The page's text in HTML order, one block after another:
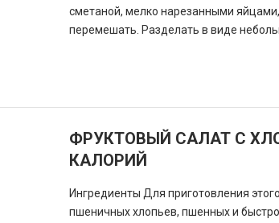
сметаной, мелко нарезанными
перемешать. Разделать в виде
ФРУКТОВЫЙ САЛАТ С
КАЛОРИЙ
Ингредиенты Для приготовления
пшеничных хлопьев, пшенных и